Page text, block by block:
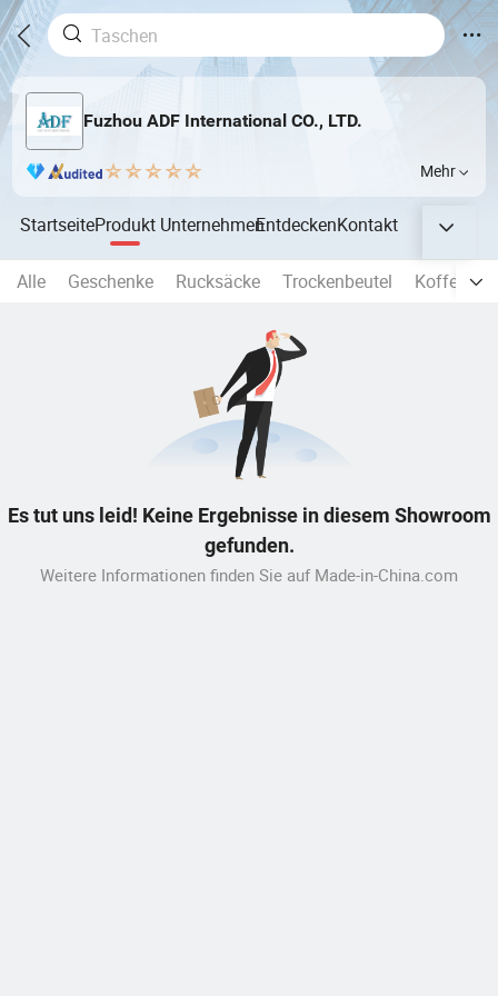
Fuzhou ADF International CO., LTD.
Mehr
StartseiteProdukt UnternehmenEntdeckenKontakt
Alle Geschenke Rucksäcke Trockenbeutel Koffer
Es tut uns leid! Keine Ergebnisse in diesem Showroom
gefunden.
Weitere Informationen finden Sie auf Made-in-China.com